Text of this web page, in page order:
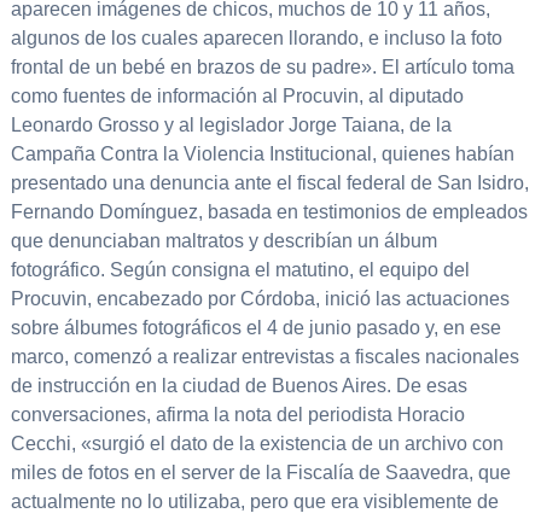
aparecen imágenes de chicos, muchos de 10 y 11 años,
algunos de los cuales aparecen llorando, e incluso la foto
frontal de un bebé en brazos de su padre». El artículo toma
como fuentes de información al Procuvin, al diputado
Leonardo Grosso y al legislador Jorge Taiana, de la
Campaña Contra la Violencia Institucional, quienes habían
presentado una denuncia ante el fiscal federal de San Isidro,
Fernando Domínguez, basada en testimonios de empleados
que denunciaban maltratos y describían un álbum
fotográfico. Según consigna el matutino, el equipo del
Procuvin, encabezado por Córdoba, inició las actuaciones
sobre álbumes fotográficos el 4 de junio pasado y, en ese
marco, comenzó a realizar entrevistas a fiscales nacionales
de instrucción en la ciudad de Buenos Aires. De esas
conversaciones, afirma la nota del periodista Horacio
Cecchi, «surgió el dato de la existencia de un archivo con
miles de fotos en el server de la Fiscalía de Saavedra, que
actualmente no lo utilizaba, pero que era visiblemente de